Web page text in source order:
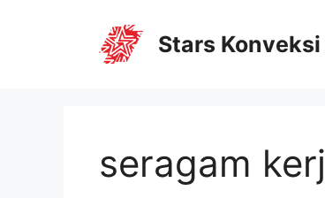
Stars Konveksi
seragam